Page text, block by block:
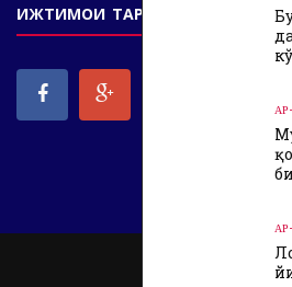
ИЖТИМОИ ТАРМОҚЛАРИМИЗ
ABOUT US